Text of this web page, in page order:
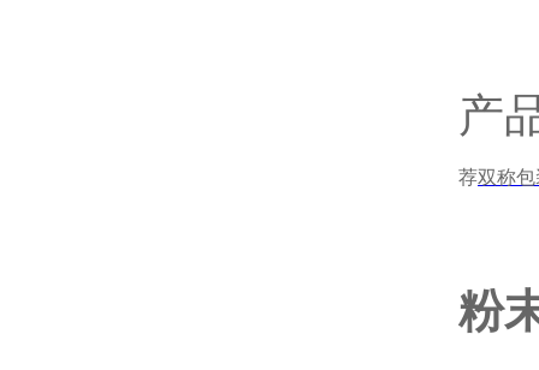
产
荐双称
粉